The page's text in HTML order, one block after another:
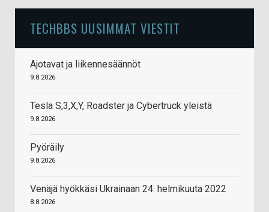
TECHBBS UUSIMMAT VIESTIT
Ajotavat ja liikennesäännöt
9.8.2026
Tesla S,3,X,Y, Roadster ja Cybertruck yleistä
9.8.2026
Pyöräily
9.8.2026
Venäjä hyökkäsi Ukrainaan 24. helmikuuta 2022
8.8.2026